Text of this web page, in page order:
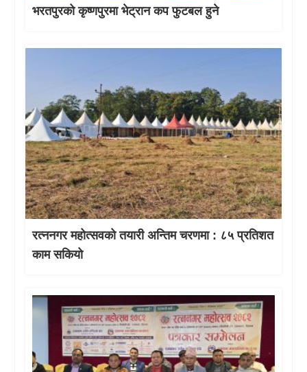
भरतपुरको कृष्णपुरमा भेट्रान कप फुटबल हुने
रत्ननगर महोत्सवको तयारी अन्तिम चरणमा : ८५ प्रतिशत
काम सकियो